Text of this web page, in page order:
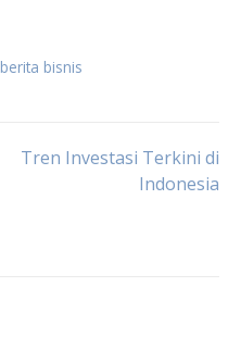
berita bisnis
Tren Investasi Terkini di
Indonesia